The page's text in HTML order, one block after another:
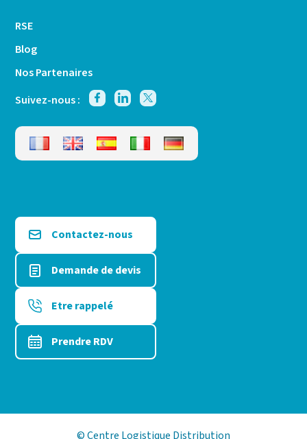
RSE
Blog
Nos Partenaires
Suivez-nous :
Contactez-nous
Demande de devis
Etre rappelé
Prendre RDV
© Centre Logistique Distribution